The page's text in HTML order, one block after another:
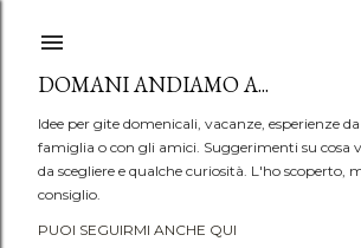
DOMANI ANDIAMO A...
Idee per gite domenicali, vacanze, esperienze
famiglia o con gli amici. Suggerimenti su cosa
da scegliere e qualche curiosità. L'ho scoperto,
consiglio.
PUOI SEGUIRMI ANCHE QUI